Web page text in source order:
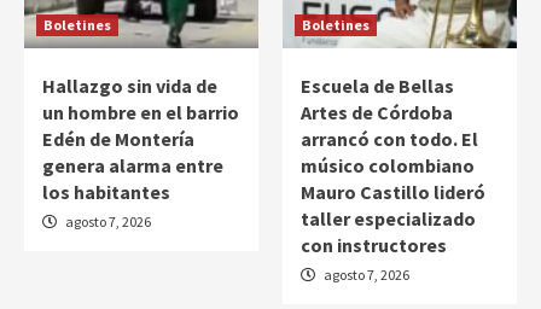
Boletines
Hallazgo sin vida de
un hombre en el barrio
Edén de Montería
genera alarma entre
los habitantes
agosto 7, 2026
Boletines
Escuela de Bellas
Artes de Córdoba
arrancó con todo. El
músico colombiano
Mauro Castillo lideró
taller especializado
con instructores
agosto 7, 2026